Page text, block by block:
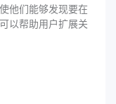
他们能够发现要在
以帮助用户扩展关